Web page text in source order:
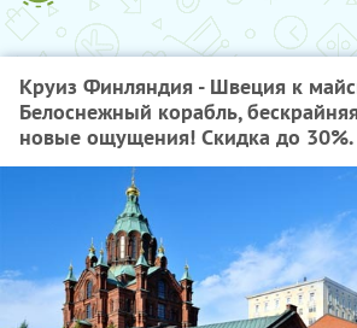
Круиз Финляндия - Швеция к
Белоснежный корабль,
новые ощущения! Скидка до